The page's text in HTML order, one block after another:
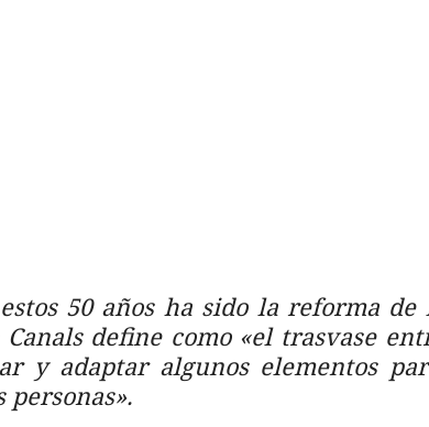
50 años ha sido la reforma
define como «el trasvase
y adaptar algunos elementos